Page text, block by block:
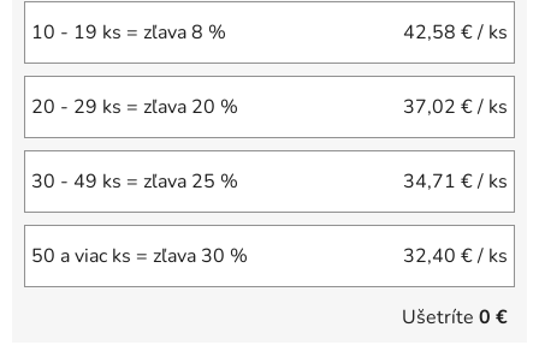
10 - 19 ks = zľava 8 % 42,58 €/ ks
20 - 29 ks = zľava 20 % 37,02 €/ ks
30 - 49 ks = zľava 25 % 34,71 €/ ks
50 a viac ks = zľava 30 % 32,40 €/ ks
Ušetríte 0 €